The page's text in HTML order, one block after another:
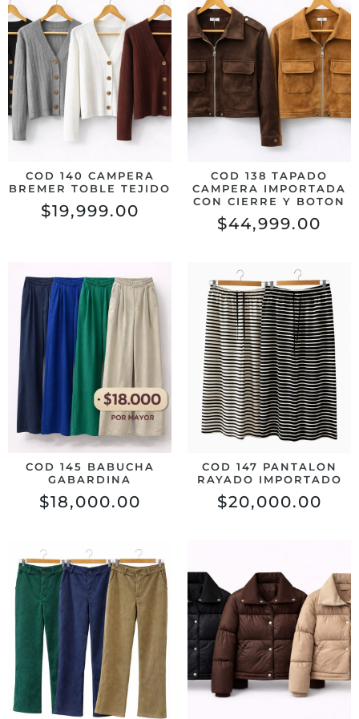
COD 140 CAMPERA
BREMER TOBLE TEJIDO
$19,999.00
COD 138 TAPADO
CAMPERA IMPORTADA
CON CIERRE Y BOTON
$44,999.00
COD 145 BABUCHA
GABARDINA
$18,000.00
COD 147 PANTALON
RAYADO IMPORTADO
$20,000.00